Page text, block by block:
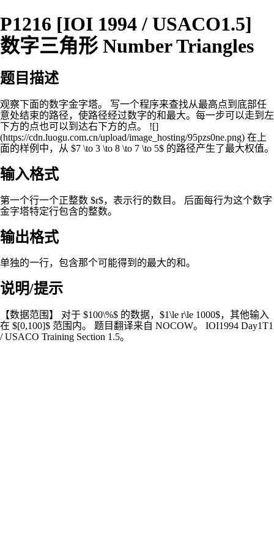
P1216 [IOI 1994 / USACO1.5]
数字三角形 Number Triangles
题目描述
观察下面的数字金字塔。 写一个程序来查找从最高点到底部任
意处结束的路径，使路径经过数字的和最大。每一步可以走到左
下方的点也可以到达右下方的点。 ![]
(https://cdn.luogu.com.cn/upload/image_hosting/95pzs0ne.png) 在上
面的样例中，从 $7 \to 3 \to 8 \to 7 \to 5$ 的路径产生了最大权值。
输入格式
第一个行一个正整数 $r$，表示行的数目。 后面每行为这个数字
金字塔特定行包含的整数。
输出格式
单独的一行，包含那个可能得到的最大的和。
说明/提示
【数据范围】 对于 $100\%$ 的数据，$1\le r\le 1000$，其他输入
在 $[0,100]$ 范围内。 题目翻译来自 NOCOW。 IOI1994 Day1T1
/ USACO Training Section 1.5。